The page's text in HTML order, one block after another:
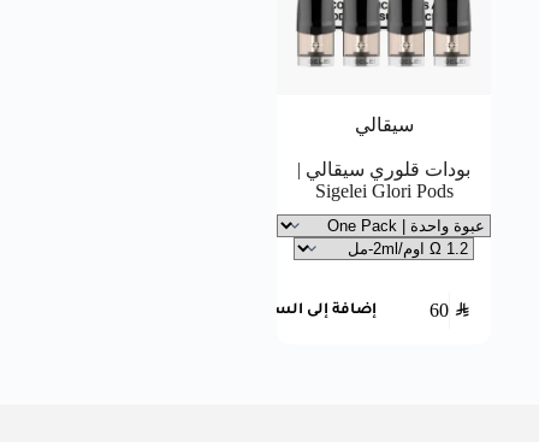
سيقالي
بودات قلوري سيقالي |
Sigelei Glori Pods
60 SAR إضافة إلى السلة